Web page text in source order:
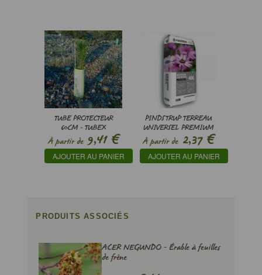
TUBE PROTECTEUR
60CM - TUBEX
ECOFOREST 60
À partir de9,41€
AJOUTER AU PANIER
PINDSTRUP TERREAU
UNIVERSEL PREMIUM
À partir de2,37€
AJOUTER AU PANIER
PRODUITS ASSOCIÉS
ACER NEGUNDO - Érable à feuilles
de frêne